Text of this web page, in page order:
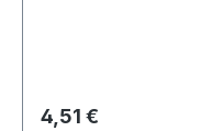
Regulärer Preis:
4,51 €